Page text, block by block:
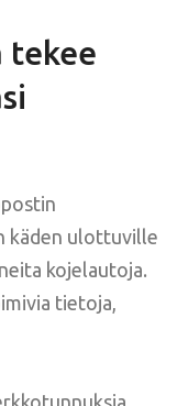
tekee
käden ulottuville
kojelautoja.
tietoja,